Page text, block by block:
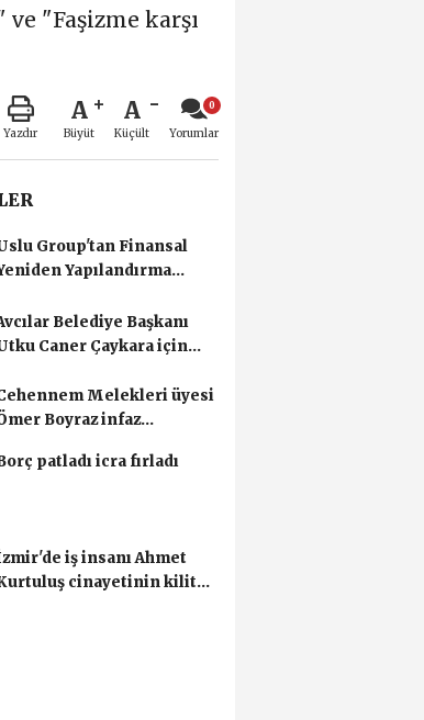
"Faşizme karşı
Yazdır
A
Büyüt
A
Küçült Yorumlar
Group'tan Finansal
Yapılandırma
Belediye Başkanı
Caner Çaykara için
Melekleri üyesi
Boyraz infaz
patladı icra fırladı
iş insanı Ahmet
cinayetinin kilit